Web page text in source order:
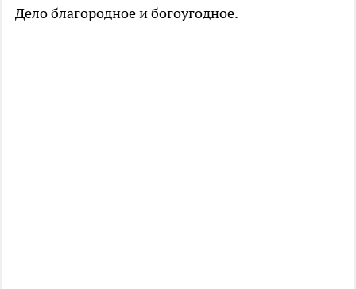
Дело благородное и богоугодное.